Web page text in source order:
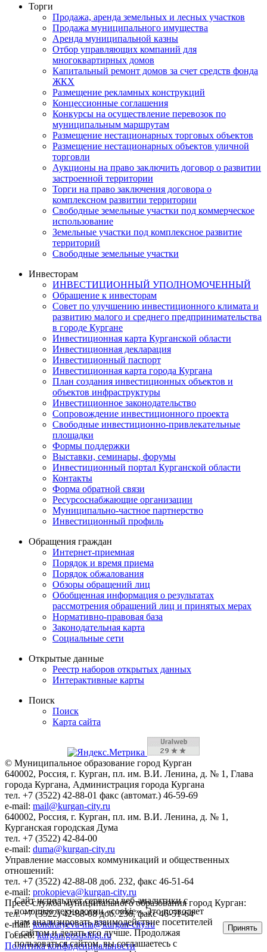
Торги
Продажа, аренда земельных и лесных участков
Продажа муниципального имущества
Аренда муниципальной казны
Отбор управляющих компаний для
многоквартирных домов
Капитальный ремонт домов за счет средств фонда
ЖКХ
Размещение рекламных конструкций
Концессионные соглашения
Конкурсы на осуществление перевозок по
муниципальным маршрутам
Размещение нестационарных торговых объектов
Размещение нестационарных объектов уличной
торговли
Аукционы на право заключить договор о развитии
застроенной территории
Торги на право заключения договора о
комплексном развитии территории
Свободные земельные участки под коммерческое
использование
Земельные участки под комплексное развитие
территорий
Свободные земельные участки
Инвесторам
ИНВЕСТИЦИОННЫЙ УПОЛНОМОЧЕННЫЙ
Обращение к инвесторам
Совет по улучшению инвестиционного климата и
развитию малого и среднего предпринимательства
в городе Кургане
Инвестиционная карта Курганской области
Инвестиционная декларация
Инвестиционный паспорт
Инвестиционная карта города Кургана
План создания инвестиционных объектов и
объектов инфраструктуры
Инвестиционное законодательство
Сопровождение инвестиционного проекта
Свободные инвестиционно-привлекательные
площадки
Формы поддержки
Выставки, семинары, форумы
Инвестиционный портал Курганской области
Контакты
Форма обратной связи
Ресурсоснабжающие организации
Муниципально-частное партнерство
Инвестиционный профиль
Обращения граждан
Интернет-приемная
Порядок и время приема
Порядок обжалования
Обзоры обращений лиц
Обобщенная информация о результатах
рассмотрения обращений лиц и принятых мерах
Нормативно-правовая база
Законодательная карта
Социальные сети
Открытые данные
Реестр наборов открытых данных
Интерактивные карты
Поиск
Поиск
Карта сайта
© Муниципальное образование город Курган
640002, Россия, г. Курган, пл. им. В.И. Ленина, д. № 1, Глава
города Кургана, Администрация города Кургана
тел. +7 (3522) 42-88-01 факс (автомат.) 46-59-69
e-mail: mail@kurgan-city.ru
640002, Россия, г. Курган, пл. им. В.И. Ленина, д. № 1,
Курганская городская Дума
тел. +7 (3522) 42-84-00
e-mail: duma@kurgan-city.ru
Управление массовых коммуникаций и общественных
отношений:
тел. +7 (3522) 42-88-08 доб. 232, факс 46-51-64
e-mail: prokopieva@kurgan-city.ru
Пресс-служба муниципального образования город Курган:
тел. +7 (3522) 42-88-08 доб. 236, факс 46-51-64
e-mail:kondratyeva-ma@kurgan-city.ru
Госвеб:kurgan.gosuslugi.ru
Политика конфиденциальности
Сайт использует сервисы веб-аналитики с
помощью технологии «cookie». Это позволяет
нам анализировать взаимодействие посетителей
с сайтом и делать его лучше. Продолжая
пользоваться сайтом, вы соглашаетесь с
Принять